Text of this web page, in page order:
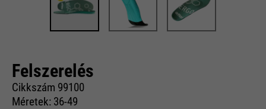
Felszerelés
Cikkszám 99100
Méretek: 36-49